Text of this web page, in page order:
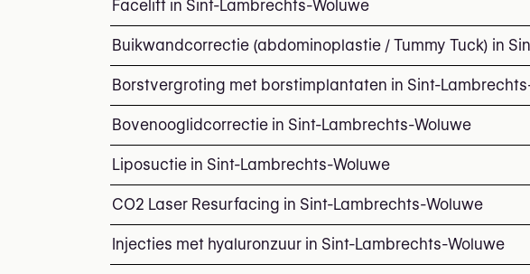
Facelift in Sint-Lambrechts-Woluwe
Buikwandcorrectie (abdominoplastie / Tummy Tuck) in
Borstvergroting met borstimplantaten in Sint-
Bovenooglidcorrectie in Sint-Lambrechts-Woluwe
Liposuctie in Sint-Lambrechts-Woluwe
CO2 Laser Resurfacing in Sint-Lambrechts-Woluwe
Injecties met hyaluronzuur in Sint-Lambrechts-Woluwe